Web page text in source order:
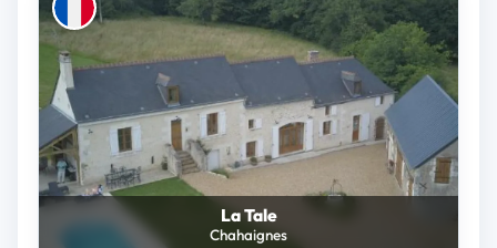
La Tale
Chahaignes